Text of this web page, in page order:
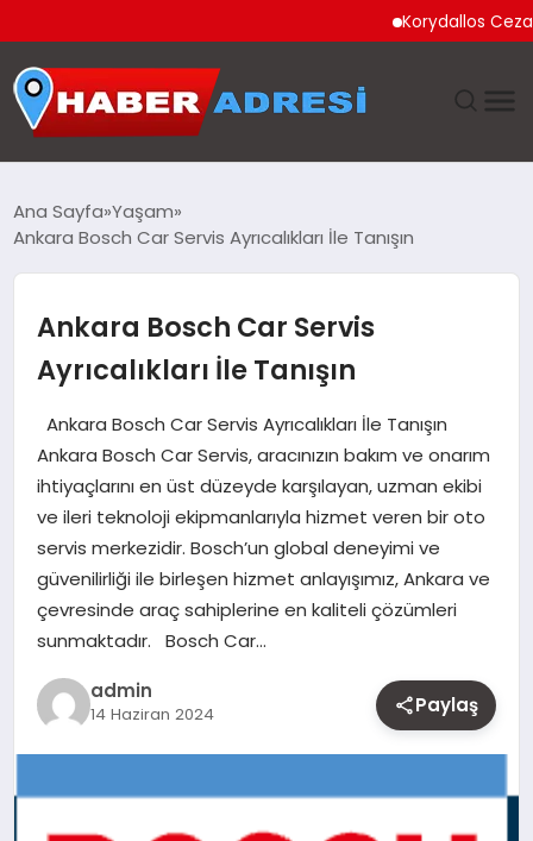
Korydallos
SPOR
EKONOMI
TEKNOLOJI
EĞITIM
MAGAZIN
YAŞAM
OTOMOBIL
Ana Sayfa Yaşam
Ankara Bosch Car Servis Ayrıcalıkları İle Tanışın
Ankara Bosch Car Servis
Ayrıcalıkları İle Tanışın
Ankara Bosch Car Servis Ayrıcalıkları İle Tanışın
Ankara Bosch Car Servis, aracınızın bakım ve onarım
ihtiyaçlarını en üst düzeyde karşılayan, uzman ekibi
ve ileri teknoloji ekipmanlarıyla hizmet veren bir oto
servis merkezidir. Bosch’un global deneyimi ve
güvenilirliği ile birleşen hizmet anlayışımız, Ankara ve
çevresinde araç sahiplerine en kaliteli çözümleri
sunmaktadır. Bosch Car…
admin
14 Haziran 2024 Paylaş